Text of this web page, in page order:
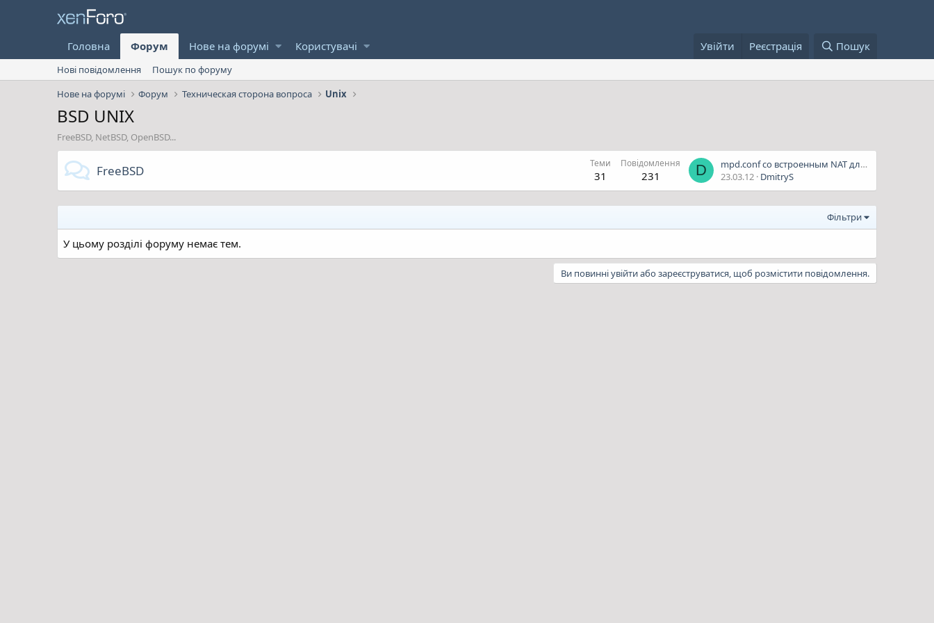
Головна Форум Нове на форумі Користувачі Увійти Реєстрація Пошук
Нові повідомлення
Пошук по форуму
Нове на форумі
Форум Техническая сторона вопроса Unix
BSD UNIX
FreeBSD, NetBSD, OpenBSD...
FreeBSD Теми
31
Повідомлення
231 D
mpd.conf со встроенным NAT для ОГО Укртелекома
23.03.12 DmitryS
Фільтри
У цьому розділі форуму немає тем.
Ви повинні увійти або зареєструватися, щоб розмістити повідомлення.